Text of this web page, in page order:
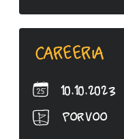
Careeria
10.10.2023
Porvoo